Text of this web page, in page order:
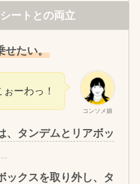
ートとの両立
せたい。
コンソメ娘
ーわっ！
、タンデムとリアボッ
ックスを取り外し、タ